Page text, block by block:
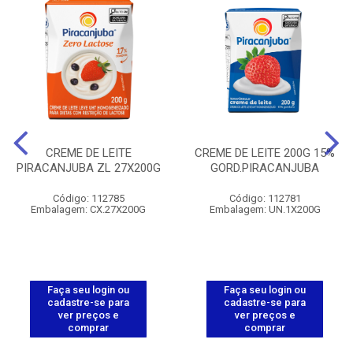
CREME DE LEITE
PIRACANJUBA ZL 27X200G
Código: 112785
Embalagem: CX.27X200G
Faça seu login ou
cadastre-se para
ver preços e
comprar
CREME DE LEITE 200G 15%
GORD.PIRACANJUBA
Código: 112781
Embalagem: UN.1X200G
Faça seu login ou
cadastre-se para
ver preços e
comprar